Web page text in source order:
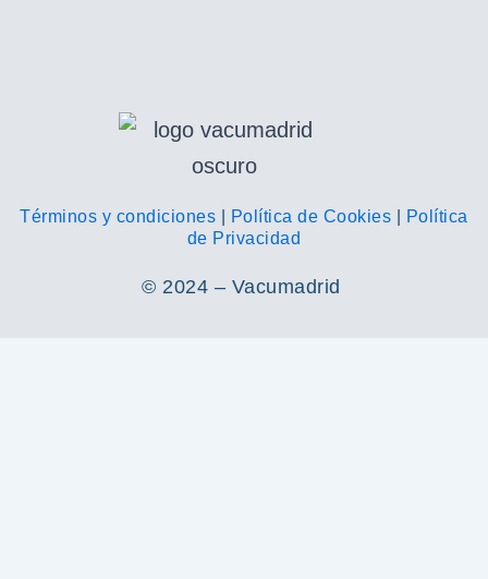
Términos y condiciones Política de Cookies
Política
de Privacidad
© 2024 – Vacumadrid